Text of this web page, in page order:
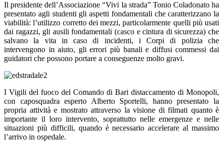
Il presidente dell’Associazione “Vivi la strada” Tonio Coladonato ha
presentato agli studenti gli aspetti fondamentali che caratterizzano la
viabilità: l’utilizzo corretto dei mezzi, particolarmente quelli più usati
dai ragazzi, gli ausili fondamentali (casco e cintura di sicurezza) che
salvano la vita in caso di incidenti, i Corpi di polizia che
intervengono in aiuto, gli errori più banali e diffusi commessi dai
guidatori che possono portare a conseguenze molto gravi.
I Vigili del fuoco del Comando di Bari distaccamento di Monopoli,
con caposquadra esperto Alberto Sportelli, hanno presentato la
propria attività e mostrato attraverso la visione di filmati quanto è
importante il loro intervento, soprattutto nelle emergenze e nelle
situazioni più difficili, quando è necessario accelerare al massimo
l’arrivo in ospedale.